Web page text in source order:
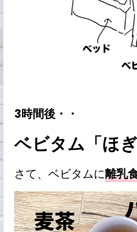
3時間後・・
ベビタム「ほぎ
さて、ベビタムに離乳